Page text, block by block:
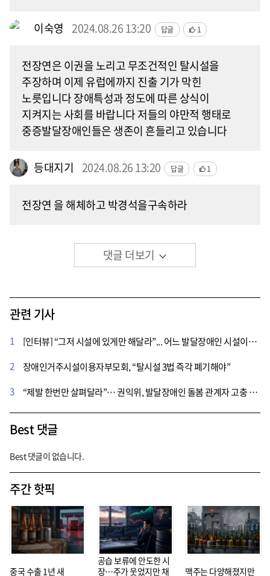
이숙영 2024.08.26 13:20 답글 1
전장연은 이권을 노리고 무조건적인 탈시설을
주장하며 이제 유럽에까지 진출 기가 막힌
노릇입니다 장애특성과 정도에 따른 상식이
지켜지는 사회를 바랍니다 저들의 야만적 행태로
중증발달장애인들은 생존이 흔들리고 있습니다
등대지기 2024.08.26 13:20 답글 1
전장연 을 해체하고 박경석을구속하라
댓글 더보기
관련 기사
1
[인터뷰] “그저 시설에 있게만 해달라”... 어느 발달장애인 시설이용자 부모의 호소
2
장애인거주시설이용자부모회, “탈시설 3법 즉각 폐기해야”
3
“제발 한번만 살펴달라”… 권익위, 발달장애인 돌봄 관계자 고충 의견청취 간담회 현장
Best 댓글
Best 댓글이 없습니다.
주간 핫픽
중국 수출 1년 새
공습 보류에 안도한 시
장…주가 웃었지만 채
맥주는 다양해졌지만